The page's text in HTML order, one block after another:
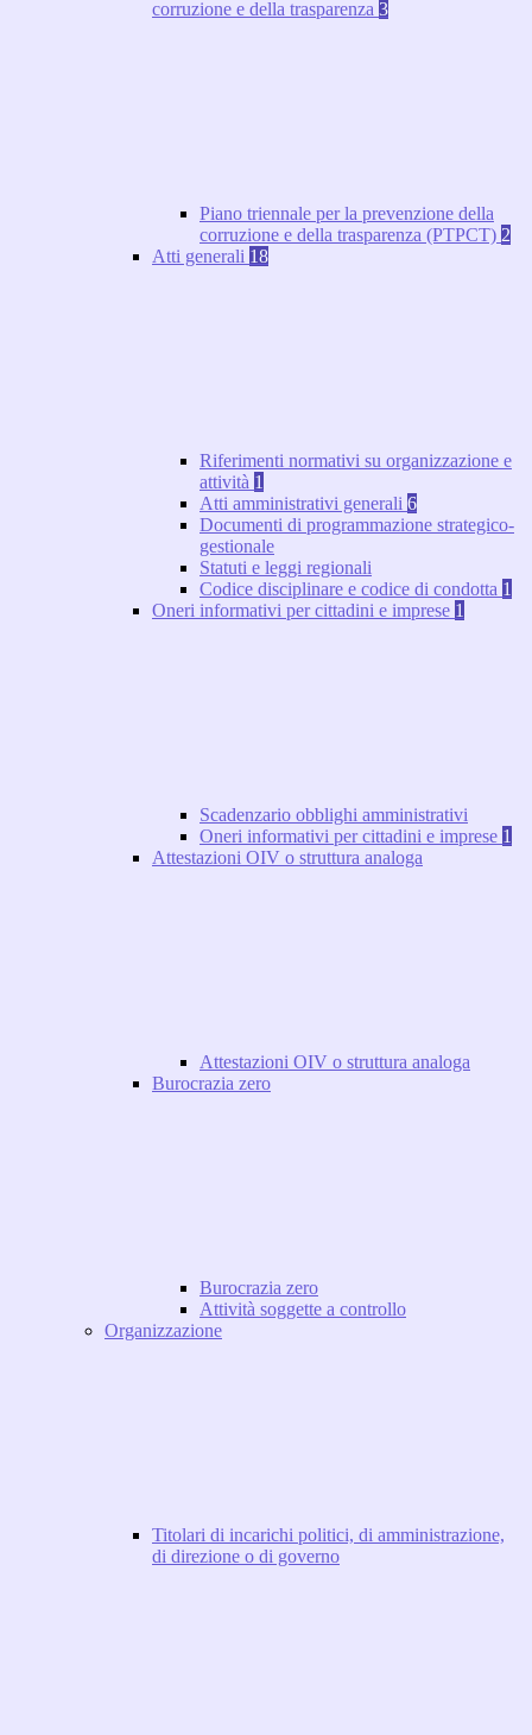
corruzione e della trasparenza 3
Piano triennale per la prevenzione della
corruzione e della trasparenza (PTPCT) 2
Atti generali 18
Riferimenti normativi su organizzazione e
attività 1
Atti amministrativi generali 6
Documenti di programmazione strategico-
gestionale
Statuti e leggi regionali
Codice disciplinare e codice di condotta 1
Oneri informativi per cittadini e imprese 1
Scadenzario obblighi amministrativi
Oneri informativi per cittadini e imprese 1
Attestazioni OIV o struttura analoga
Attestazioni OIV o struttura analoga
Burocrazia zero
Burocrazia zero
Attività soggette a controllo
Organizzazione
Titolari di incarichi politici, di amministrazione,
di direzione o di governo